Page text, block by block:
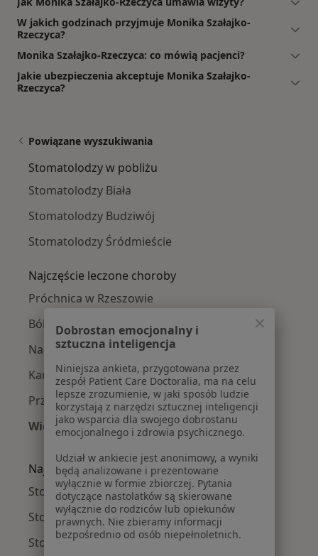
W jakich godzinach przyjmuje Monika Szałajko-
Rzeczyca?
Monika Szałajko-Rzeczyca: co mówią pacjenci?
Jakie ubezpieczenia akceptuje Monika Szałajko-
Rzeczyca?
Powiązane wyszukiwania
Stomatolodzy w pobliżu
Stomatolodzy Biała
Stomatolodzy Budziwój
Stomatolodzy Śródmieście
Najczęście leczone choroby
Próchnica w Rzeszowie
Ból zęba w Rzeszowie
Nadwrażliwość zębów w Rzeszowie
Kamień nazębny w Rzeszowie
Przebarwienia zębów w Rzeszowie
Więcej (15)
Więcej w kategorii: Najczęście leczone
Najpopularniejsze ubezpieczenia
Stomatolodzy z NFZ w Rzeszowie
Stomatolodzy z Medicover w Rzeszowie
Stomatolodzy z Enel-med w Rzeszowie
Dobrostan emocjonalny i
sztuczna inteligencja
Niniejsza ankieta, przygotowana przez
zespół Patient Care Doctoralia, ma na celu
lepsze zrozumienie, w jaki sposób ludzie
korzystają z narzędzi sztucznej inteligencji
jako wsparcia dla swojego dobrostanu
emocjonalnego i zdrowia psychicznego.
Udział w ankiecie jest anonimowy, a wyniki
będą analizowane i prezentowane
wyłącznie w formie zbiorczej. Pytania
dotyczące nastolatków są skierowane
wyłącznie do rodziców lub opiekunów
prawnych. Nie zbieramy informacji
bezpośrednio od osób niepełnoletnich.